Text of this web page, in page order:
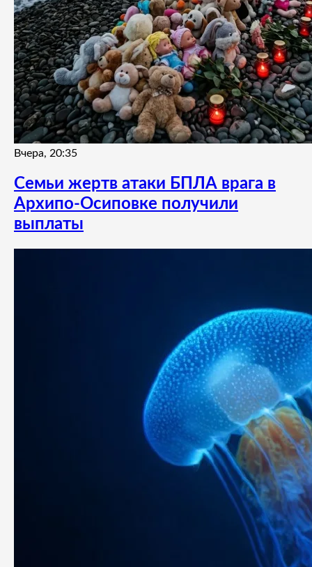
Вчера, 20:35
Семьи жертв атаки БПЛА врага в
Архипо-Осиповке получили
выплаты